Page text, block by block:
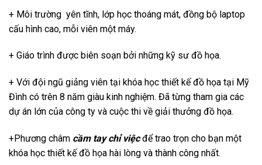
+ Môi trường yên tĩnh, lớp học thoáng mát, đồng bộ laptop
cấu hình cao, mỗi viên một máy.
+ Giáo trình được biên soạn bởi những kỹ sư đồ họa.
+ Với đội ngũ giảng viên tại khóa học thiết kế đồ họa tại Mỹ
Đình có trên 8 năm giàu kinh nghiệm. Đã từng tham gia các
dự án lớn của công ty và cuộc thi về giải thưởng đồ họa.
+Phương châm cầm tay chỉ việcđể trao trọn cho bạn một
khóa học thiết kế đồ họa hài lòng và thành công nhất.